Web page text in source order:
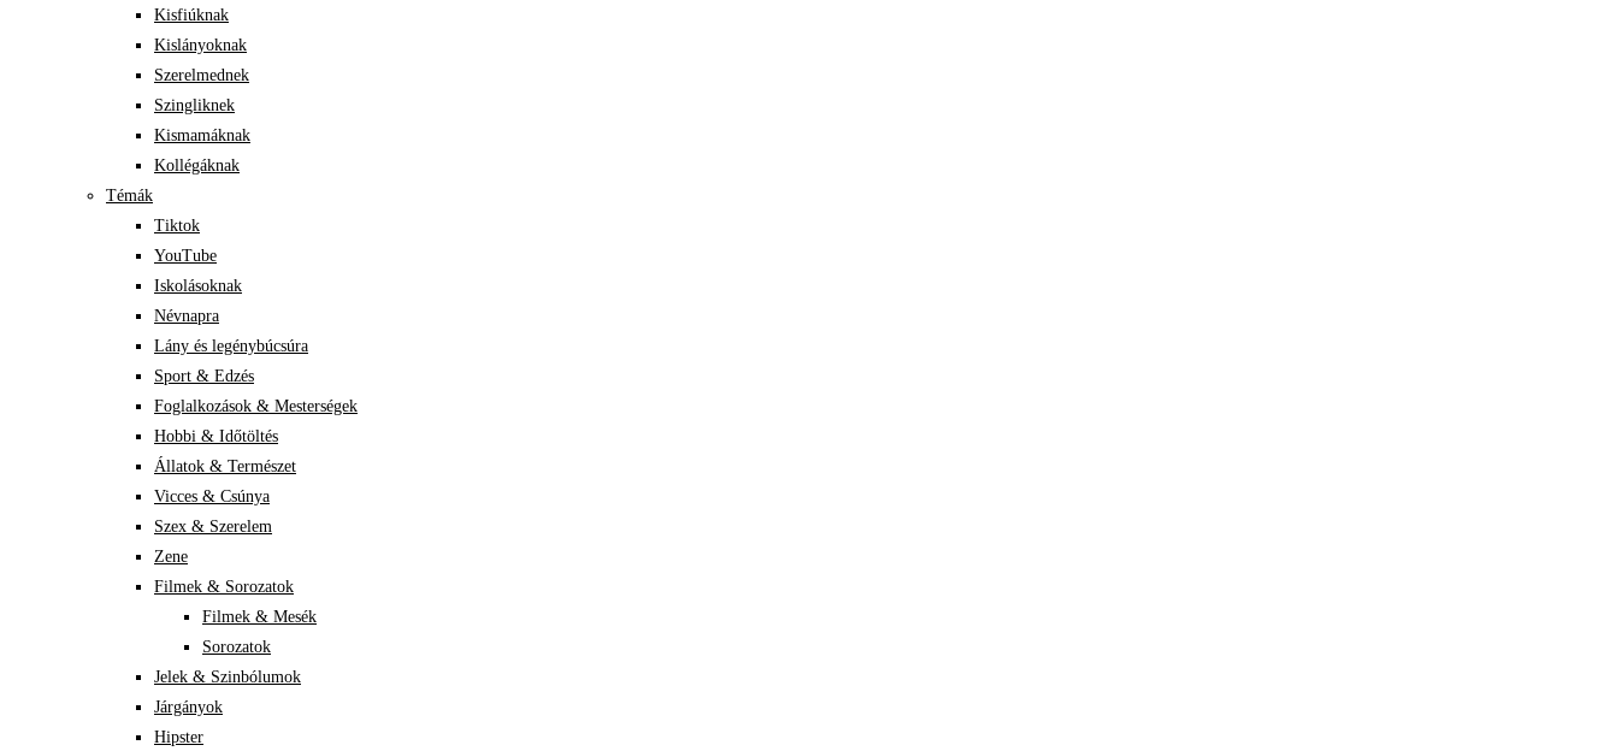
Kisfiúknak
Kislányoknak
Szerelmednek
Szingliknek
Kismamáknak
Kollégáknak
Témák
Tiktok
YouTube
Iskolásoknak
Névnapra
Lány és legénybúcsúra
Sport & Edzés
Foglalkozások & Mesterségek
Hobbi & Időtöltés
Állatok & Természet
Vicces & Csúnya
Szex & Szerelem
Zene
Filmek & Sorozatok
Filmek & Mesék
Sorozatok
Jelek & Szinbólumok
Járgányok
Hipster